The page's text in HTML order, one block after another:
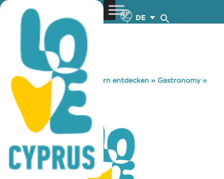
DE
You are here: Home »Zypern entdecken » Gastronomy»
MBEMPA
MBEMPA